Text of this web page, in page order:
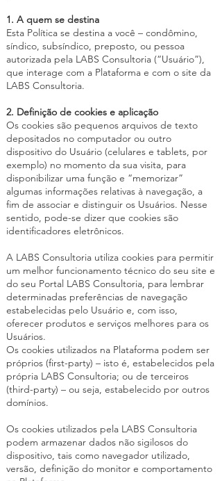
1. A quem se destina
Esta Política se destina a você – condômino,
síndico, subsíndico, preposto, ou pessoa
autorizada pela LABS Consultoria (“Usuário”),
que interage com a Plataforma e com o site da
LABS Consultoria.
2. Definição de cookies e aplicação
Os cookies são pequenos arquivos de texto
depositados no computador ou outro
dispositivo do Usuário (celulares e tablets, por
exemplo) no momento da sua visita, para
disponibilizar uma função e “memorizar”
algumas informações relativas à navegação, a
fim de associar e distinguir os Usuários. Nesse
sentido, pode-se dizer que cookies são
identificadores eletrônicos.
A LABS Consultoria utiliza cookies para permitir
um melhor funcionamento técnico do seu site e
do seu Portal LABS Consultoria, para lembrar
determinadas preferências de navegação
estabelecidas pelo Usuário e, com isso,
oferecer produtos e serviços melhores para os
Usuários.
Os cookies utilizados na Plataforma podem ser
próprios (first-party) – isto é, estabelecidos pela
própria LABS Consultoria; ou de terceiros
(third-party) – ou seja, estabelecido por outros
domínios.
Os cookies utilizados pela LABS Consultoria
podem armazenar dados não sigilosos do
dispositivo, tais como navegador utilizado,
versão, definição do monitor e comportamento